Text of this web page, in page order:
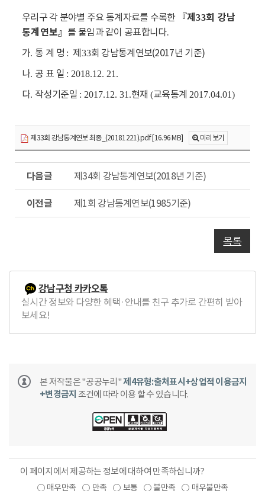
우리구 각 분야별 주요 통계자료를 수록한 『제33회 강남
통계연보』 를 붙임과 같이 공표합니다.
가. 통 계 명 : 제 33회 강남통계연보(2017년 기준)
나. 공 표 일 : 2018.12. 21.
다. 작성기준일 : 2017.12. 31.현재(교육통계 2017.04.01)
제33회 강남통계연보 최종_(20181221).pdf [16.96 MB] 미리보기
글
제34회 강남통계연보(2018년 기준)
글
제1회 강남통계연보(1985기준)
목록
강남구청 카카오톡
실시간 정보와 다양한 혜택·안내를 친구 추가로 간편히 받아
보세요!
본 저작물은 "공공누리"제4유형:출처표시+상업적 이용금지
+변경금지 조건에 따라 이용 할 수 있습니다.
이 페이지에서 제공하는 정보에 대하여 만족하십니까?
매우만족 만족 보통 불만족 매우불만족